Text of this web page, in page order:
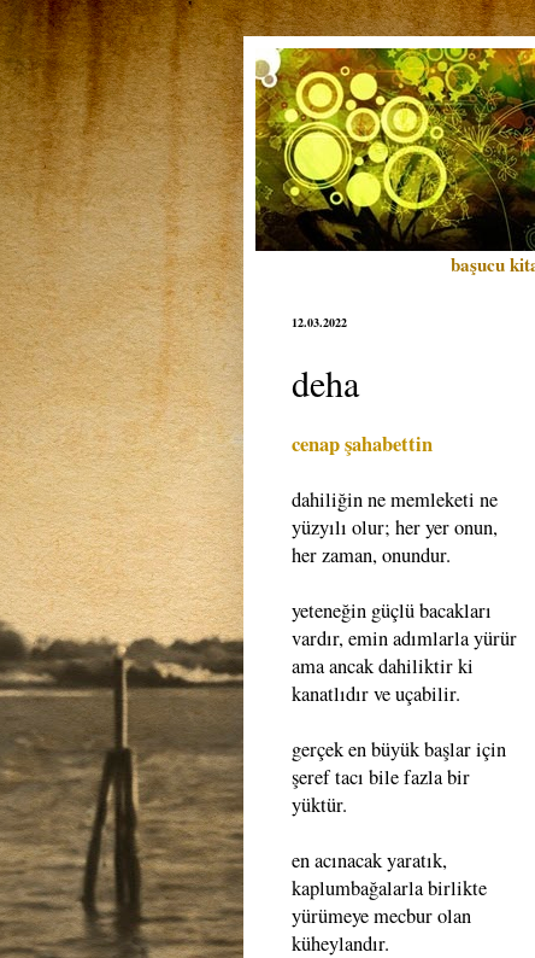
başucu
12.03.2022
deha
cenap şahabettin
dahiliğin ne memleketi ne
yüzyılı olur; her yer onun,
her zaman, onundur.
yeteneğin güçlü bacakları
vardır, emin adımlarla yürür
ama ancak dahiliktir ki
kanatlıdır ve uçabilir.
gerçek en büyük başlar için
şeref tacı bile fazla bir
yüktür.
en acınacak yaratık,
kaplumbağalarla birlikte
yürümeye mecbur olan
küheylandır.